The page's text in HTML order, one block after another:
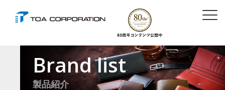
Brand list
製品紹介